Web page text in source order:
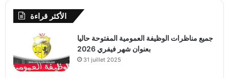
الأكثر قراءة
جميع مناظرات الوظيفة العمومية المفتوحة حاليا
بعنوان شهر فيفري 2026
31 juillet 2025